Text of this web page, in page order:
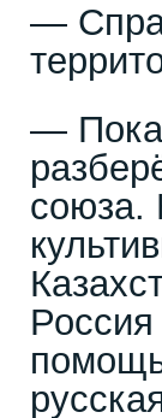
—
— Пока
союза.